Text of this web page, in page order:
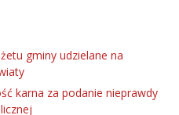
gminy udzielane na
karna za podanie nieprawdy